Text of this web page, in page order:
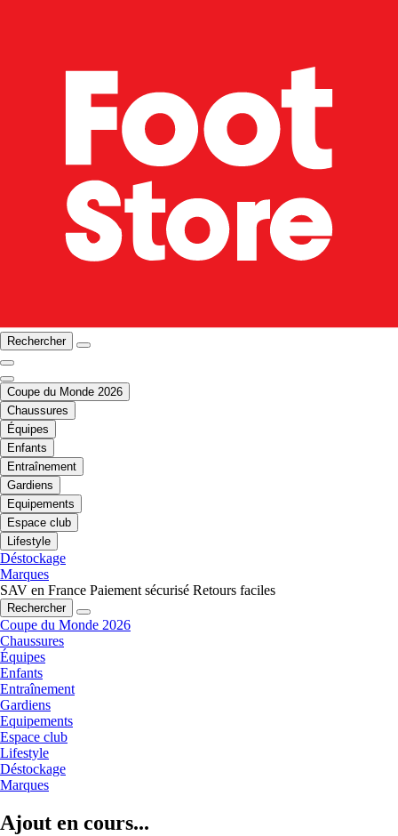
Rechercher
Coupe du Monde 2026
Chaussures
Équipes
Enfants
Entraînement
Gardiens
Equipements
Espace club
Lifestyle
Déstockage
Marques
SAV en France Paiement sécurisé Retours faciles
Rechercher
Coupe du Monde 2026
Chaussures
Équipes
Enfants
Entraînement
Gardiens
Equipements
Espace club
Lifestyle
Déstockage
Marques
Ajout en cours...